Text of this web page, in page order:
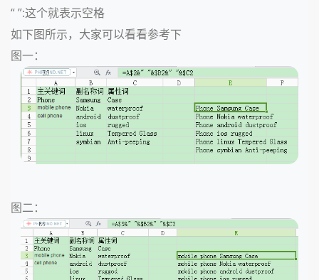
“ ”:这个就表示空格
如下图所示，大家可以看看参考下
图一：
图二：